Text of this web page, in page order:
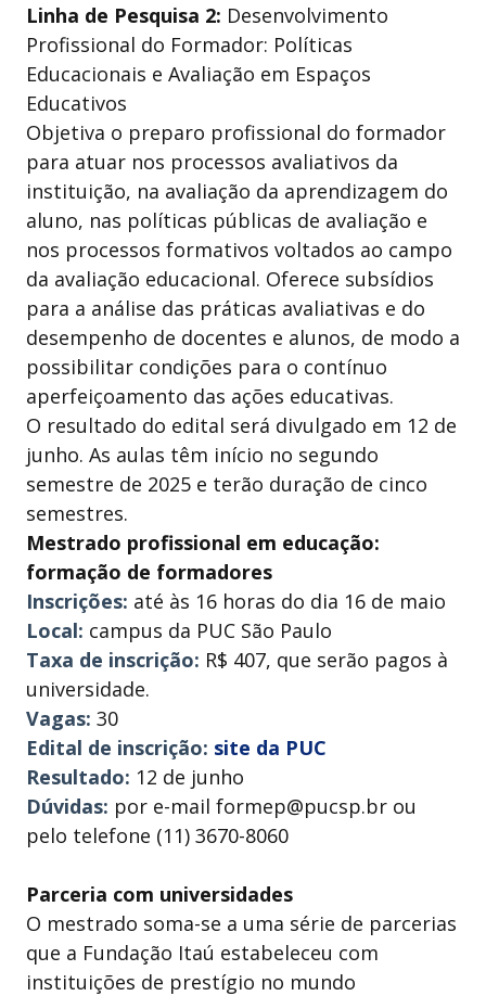
Linha de Pesquisa 2: Desenvolvimento
Profissional do Formador: Políticas
Educacionais e Avaliação em Espaços
Educativos
Objetiva o preparo profissional do formador
para atuar nos processos avaliativos da
instituição, na avaliação da aprendizagem do
aluno, nas políticas públicas de avaliação e
nos processos formativos voltados ao campo
da avaliação educacional. Oferece subsídios
para a análise das práticas avaliativas e do
desempenho de docentes e alunos, de modo a
possibilitar condições para o contínuo
aperfeiçoamento das ações educativas.
O resultado do edital será divulgado em 12 de
junho. As aulas têm início no segundo
semestre de 2025 e terão duração de cinco
semestres.
Mestrado profissional em educação:
formação de formadores
Inscrições: até às 16 horas do dia 16 de maio
Local: campus da PUC São Paulo
Taxa de inscrição: R$ 407, que serão pagos à
universidade.
Vagas: 30
Edital de inscrição: site da PUC
Resultado: 12 de junho
Dúvidas: por e-mail formep@pucsp.br ou
pelo telefone (11) 3670-8060
Parceria com universidades
O mestrado soma-se a uma série de parcerias
que a Fundação Itaú estabeleceu com
instituições de prestígio no mundo